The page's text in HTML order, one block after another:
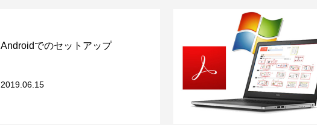
Androidでのセットアップ
2019.06.15